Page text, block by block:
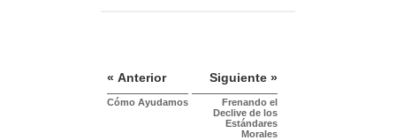
« Anterior
Cómo Ayudamos
Siguiente »
Frenando el
Declive de los
Estándares
Morales